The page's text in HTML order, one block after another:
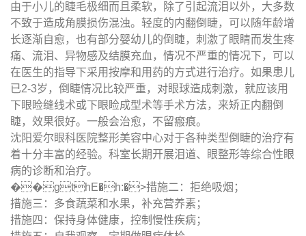
由于小儿的睫毛极细而且柔软，除了引起流泪以外，大多数
不致于造成角膜损伤混浊。轻度的内翻倒睫，可以随年龄增
长逐渐自愈，也有部分婴幼儿的倒睫，刺激了眼睛而发生疼
痛、流泪、异物感及结膜充血，情况不严重的情况下，可以
在医生的指导下采用按摩和用药的方式进行治疗。如果患儿
已2-3岁，倒睫情况比较严重，对眼球造成刺激，就应该用
下眼睑缝线术或下眼睑成型术等手术方法，来矫正内翻倒
睫，效果很好。一般会治愈，不留瘢痕。
沈阳爱尔眼科医院整形美容中心对于各种类型倒睫的治疗有
着十分丰富的经验。科室长期开展泪道、眼整形等综合性眼
病的诊断和治疗。
��gthE�h:�>措施二：拒绝吸烟；
措施三：多食蔬菜和水果，补充营养素；
措施四：保持身体健康，控制慢性疾病；